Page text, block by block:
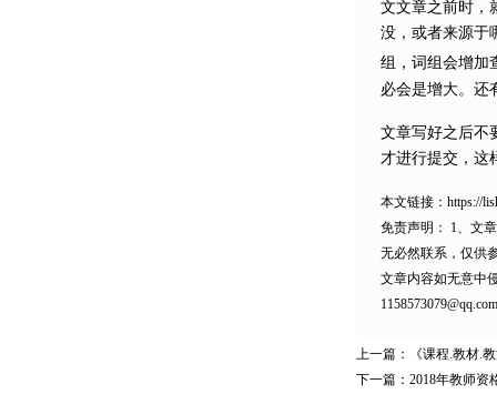
文文章之前时，
没，或者来源于
组，词组会增加
必会是增大。还
文章写好之后不
才进行提交，这
本文链接： https://
免责声明： 1、文
无必然联系，仅供
文章内容如无意中
上一篇：
《课程.教材.
下一篇： 2018年教师资